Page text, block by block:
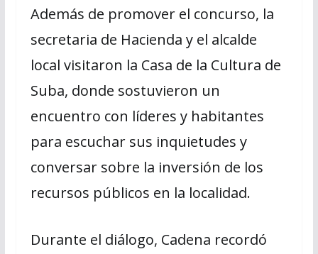
Además de promover el concurso, la
secretaria de Hacienda y el alcalde
local visitaron la Casa de la Cultura de
Suba, donde sostuvieron un
encuentro con líderes y habitantes
para escuchar sus inquietudes y
conversar sobre la inversión de los
recursos públicos en la localidad.
Durante el diálogo, Cadena recordó